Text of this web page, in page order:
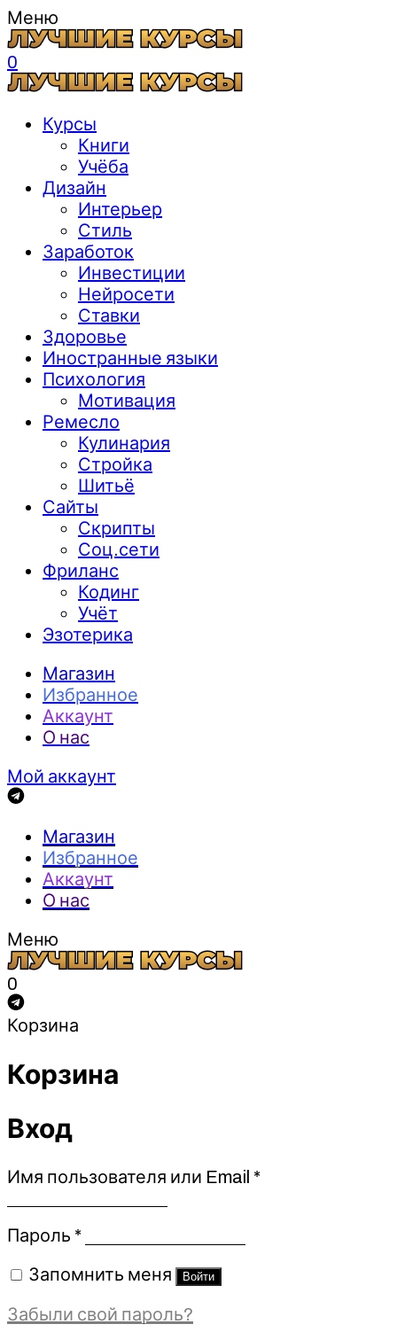
Меню
0
Курсы
Книги
Учёба
Дизайн
Интерьер
Стиль
Заработок
Инвестиции
Нейросети
Ставки
Здоровье
Иностранные языки
Психология
Мотивация
Ремесло
Кулинария
Стройка
Шитьё
Сайты
Скрипты
Соц.сети
Фриланс
Кодинг
Учёт
Эзотерика
Магазин
Избранное
Аккаунт
О нас
Мой аккаунт
Магазин
Избранное
Аккаунт
О нас
Меню
0
Корзина
Корзина
Вход
Имя пользователя или Email *Обязательно
Пароль *Обязательно
Запомнить меня Войти
Забыли свой пароль?